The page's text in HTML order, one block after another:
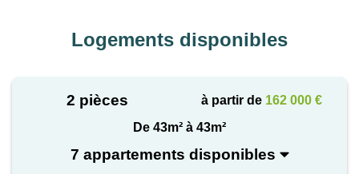
Devenir propriétaire ici, c’est choisir :
Des logements lumineux, traversants et
personnalisables
Des extérieurs privatifs conçus comme une
Logements disponibles
2 pièces à partir de 162 000 €
De 43m² à 43m²
7 appartements disponibles